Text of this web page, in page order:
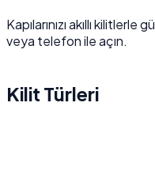
Kapılarınızı akıllı
veya telefon ile açın.
Kilit Türleri